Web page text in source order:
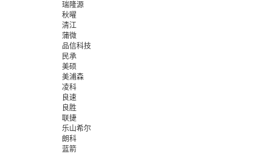
瑞隆源
秋曜
清江
蒲微
品信科技
民承
美硕
美浦森
凌科
良速
良胜
联捷
乐山希尔
朗科
蓝箭